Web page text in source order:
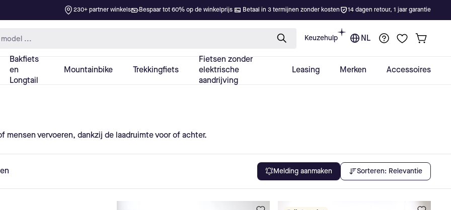
vervoeren, dankzij de laadruimte voor of achter.
Melding aanmaken Sorteren: Relevantie